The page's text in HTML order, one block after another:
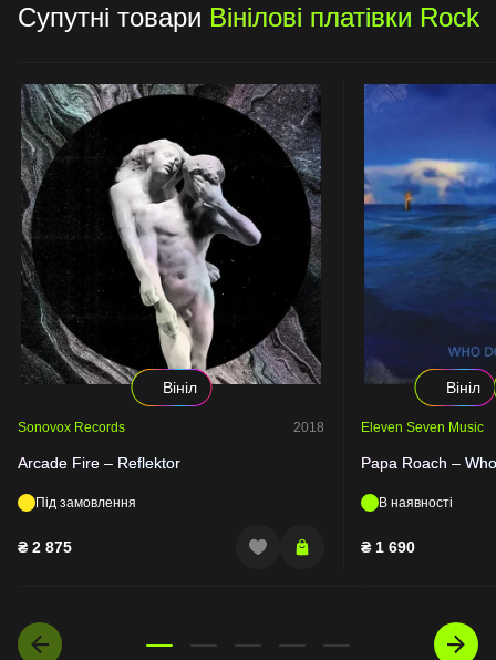
Супутні товари Вінілові платівки Rock
Вініл
Sonovox Records 2018
Arcade Fire – Reflektor
Під замовлення
₴ 2 875
Вініл
Eleven Seven Music
Papa Roach –
В наявності
₴ 1 690